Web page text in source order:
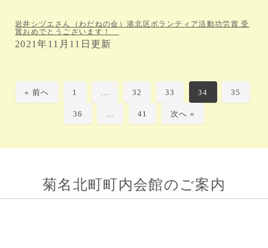
岩井シヅエさん（わだねの会）港北区ボランティア活動功労賞 受
賞おめでとうございます！
2021年11月11日更新
« 前へ 1 … 32 33 34 35
36 … 41 次へ »
菊名北町町内会館のご案内